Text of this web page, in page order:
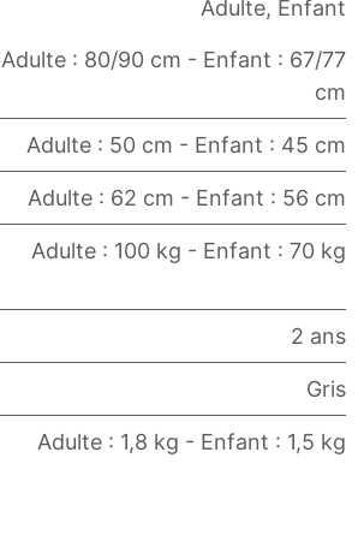
Adulte, Enfant
Adulte : 80/90 cm - Enfant : 67/77
cm
Adulte : 50 cm - Enfant : 45 cm
Adulte : 62 cm - Enfant : 56 cm
Adulte : 100 kg - Enfant : 70 kg
2 ans
Gris
Adulte : 1,8 kg - Enfant : 1,5 kg